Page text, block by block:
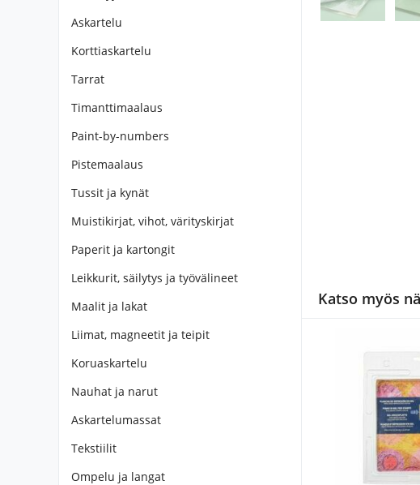
Askartelu
Korttiaskartelu
Tarrat
Timanttimaalaus
Paint-by-numbers
Pistemaalaus
Tussit ja kynät
Muistikirjat, vihot, värityskirjat
Paperit ja kartongit
Leikkurit, säilytys ja työvälineet
Maalit ja lakat
Liimat, magneetit ja teipit
Koruaskartelu
Nauhat ja narut
Askartelumassat
Tekstiilit
Ompelu ja langat
Katso myös